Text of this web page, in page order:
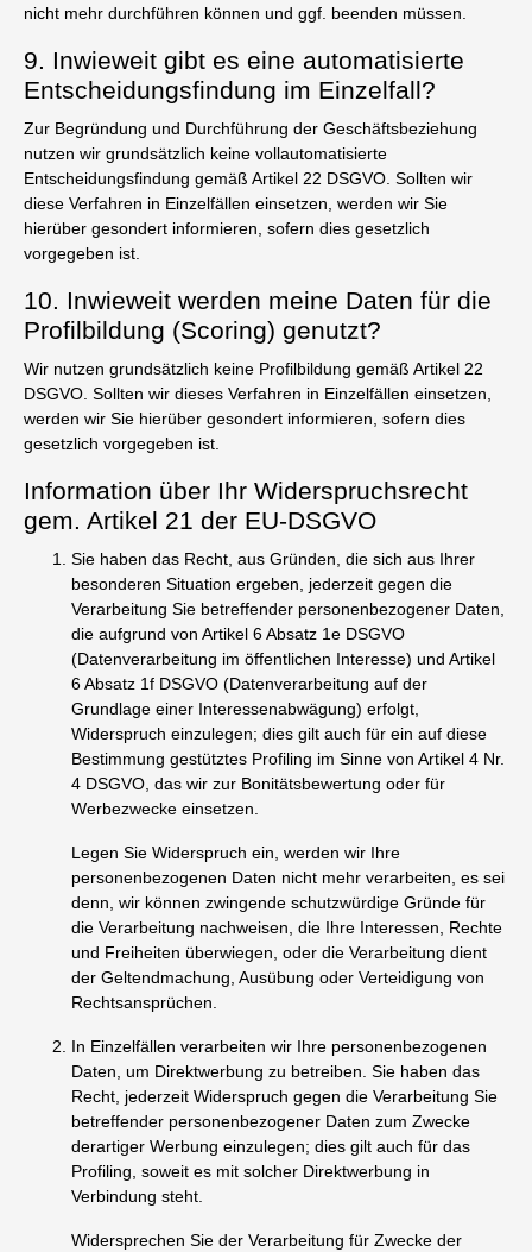
nicht mehr durchführen können und ggf. beenden müssen.
9. Inwieweit gibt es eine automatisierte
Entscheidungsfindung im Einzelfall?
Zur Begründung und Durchführung der Geschäftsbeziehung
nutzen wir grundsätzlich keine vollautomatisierte
Entscheidungsfindung gemäß Artikel 22 DSGVO. Sollten wir
diese Verfahren in Einzelfällen einsetzen, werden wir Sie
hierüber gesondert informieren, sofern dies gesetzlich
vorgegeben ist.
10. Inwieweit werden meine Daten für die
Profilbildung (Scoring) genutzt?
Wir nutzen grundsätzlich keine Profilbildung gemäß Artikel 22
DSGVO. Sollten wir dieses Verfahren in Einzelfällen einsetzen,
werden wir Sie hierüber gesondert informieren, sofern dies
gesetzlich vorgegeben ist.
Information über Ihr Widerspruchsrecht
gem. Artikel 21 der EU-DSGVO
Sie haben das Recht, aus Gründen, die sich aus Ihrer
besonderen Situation ergeben, jederzeit gegen die
Verarbeitung Sie betreffender personenbezogener Daten,
die aufgrund von Artikel 6 Absatz 1e DSGVO
(Datenverarbeitung im öffentlichen Interesse) und Artikel
6 Absatz 1f DSGVO (Datenverarbeitung auf der
Grundlage einer Interessenabwägung) erfolgt,
Widerspruch einzulegen; dies gilt auch für ein auf diese
Bestimmung gestütztes Profiling im Sinne von Artikel 4 Nr.
4 DSGVO, das wir zur Bonitätsbewertung oder für
Werbezwecke einsetzen.
Legen Sie Widerspruch ein, werden wir Ihre
personenbezogenen Daten nicht mehr verarbeiten, es sei
denn, wir können zwingende schutzwürdige Gründe für
die Verarbeitung nachweisen, die Ihre Interessen, Rechte
und Freiheiten überwiegen, oder die Verarbeitung dient
der Geltendmachung, Ausübung oder Verteidigung von
Rechtsansprüchen.
In Einzelfällen verarbeiten wir Ihre personenbezogenen
Daten, um Direktwerbung zu betreiben. Sie haben das
Recht, jederzeit Widerspruch gegen die Verarbeitung Sie
betreffender personenbezogener Daten zum Zwecke
derartiger Werbung einzulegen; dies gilt auch für das
Profiling, soweit es mit solcher Direktwerbung in
Verbindung steht.
Widersprechen Sie der Verarbeitung für Zwecke der